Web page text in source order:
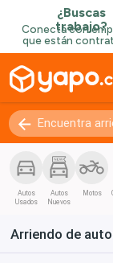
Autos
Usados
Autos
Nuevos
Motos
Arriendo de